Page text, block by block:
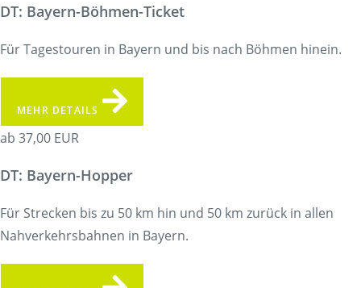
DT: Bayern-Böhmen-Ticket
Für Tagestouren in Bayern und bis nach Böhmen hinein.
MEHR DETAILS
ab 37,00 EUR
DT: Bayern-Hopper
Für Strecken bis zu 50 km hin und 50 km zurück in allen
Nahverkehrsbahnen in Bayern.